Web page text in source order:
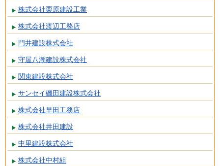
株式会社栗原建設工業
株式会社渡辺工務店
門井建設株式会社
守屋八潮建設株式会社
関東建設株式会社
サンセイ磯田建設株式会社
株式会社早田工務店
株式会社井田建設
中里建設株式会社
株式会社中村組